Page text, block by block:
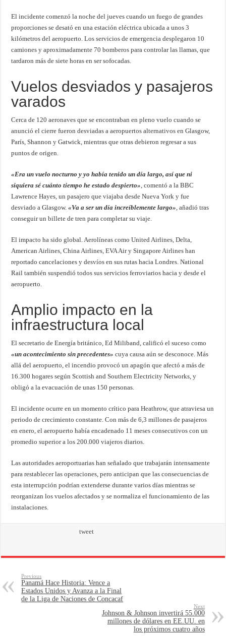
El incidente comenzó la noche del jueves cuando un fuego de grandes
proporciones se desató en una estación eléctrica ubicada a unos 3
kilómetros del aeropuerto. Los servicios de emergencia desplegaron 10
camiones y aproximadamente 70 bomberos para controlar las llamas, que
tardaron más de siete horas en ser sofocadas.
Vuelos desviados y pasajeros
varados
Cerca de 120 aeronaves que se encontraban en pleno vuelo cuando se
anunció el cierre fueron desviadas a aeropuertos alternativos en Glasgow,
París, Shannon y Gatwick, mientras que otras debieron regresar a sus
puntos de origen.
«Era un vuelo nocturno y yo había tenido un día largo, así que ni
siquiera sé cuánto tiempo he estado despierto», comentó a la BBC
Lawrence Hayes, un pasajero que viajaba desde Nueva York y fue
desviado a Glasgow.«Va a ser un día increíblemente largo», añadió tras
conseguir un billete de tren para completar su viaje.
El impacto ha sido global. Aerolíneas como United Airlines, Delta,
American Airlines, China Airlines, EVA Air y Singapore Airlines han
reportado cancelaciones y desvíos en sus rutas hacia Londres. National
Rail también suspendió todos sus servicios ferroviarios hacia y desde el
aeropuerto.
Amplio impacto en la
infraestructura local
El secretario de Energía británico, Ed Miliband, calificó el suceso como
«un acontecimiento sin precedentes» cuya causa aún se desconoce. Más
allá del aeropuerto, el incendio provocó un apagón que afectó a más de
16.300 hogares según Scottish and Southern Electricity Networks, y
obligó a la evacuación de unas 150 personas.
El incidente ocurre en un momento crítico para Heathrow, que atraviesa un
periodo de crecimiento constante. Con más de 6,3 millones de pasajeros
en enero, el aeropuerto había encadenado 11 meses consecutivos con un
promedio superior a los 200.000 viajeros diarios.
Las autoridades aeroportuarias han señalado que trabajarán intensamente
para restablecer las operaciones, pero anticipan que las consecuencias de
esta interrupción podrían extenderse durante varios días mientras se
reorganizan los vuelos afectados y se normaliza el funcionamiento de las
instalaciones.
tweet
Previous
Panamá Hace Historia: Vence a
Estados Unidos y Avanza a la Final
de la Liga de Naciones de Concacaf
Next
Johnson & Johnson invertirá 55.000
millones de dólares en EE.UU. en
los próximos cuatro años